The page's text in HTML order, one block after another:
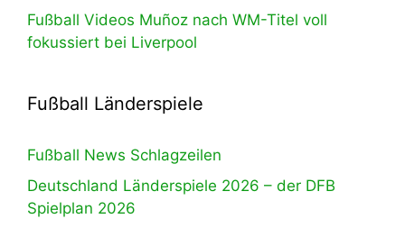
Fußball Videos Muñoz nach WM-Titel voll
fokussiert bei Liverpool
Fußball Länderspiele
Fußball News Schlagzeilen
Deutschland Länderspiele 2026 – der DFB
Spielplan 2026